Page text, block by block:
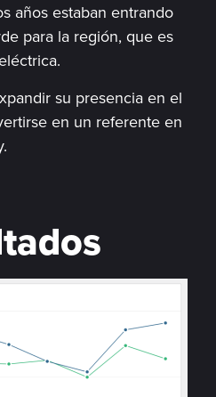
años estaban entrando
para la región, que es
su presencia en el
en un referente en